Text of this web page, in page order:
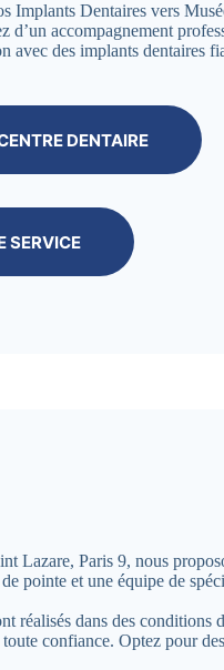
Implants Dentaires vers
d’un accompagnement
avec des implants dentaires
DENTAIRE
SERVICE
Lazare, Paris 9, nous
de pointe et une équipe de
réalisés dans des conditions
confiance. Optez pour